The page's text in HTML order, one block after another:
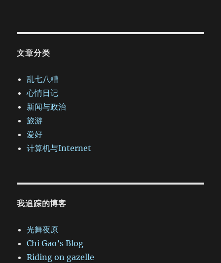
文章分类
乱七八糟
心情日记
新闻与政治
旅游
爱好
计算机与Internet
我追踪的博客
光舞夜原
Chi Gao’s Blog
Riding on gazelle